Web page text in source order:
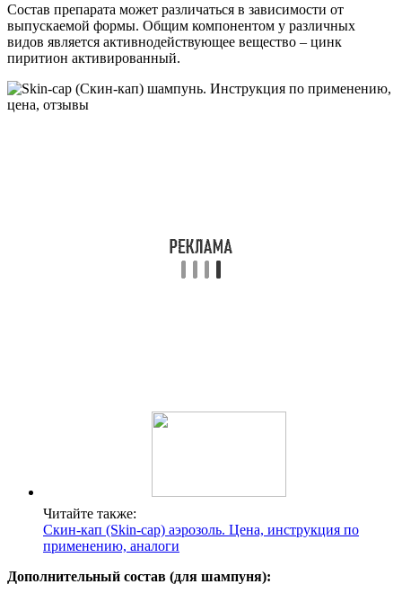
Состав препарата может различаться в зависимости от
выпускаемой формы. Общим компонентом у различных
видов является активнодействующее вещество – цинк
пиритион активированный.
Читайте также:
Скин-кап (Skin-cap) аэрозоль. Цена, инструкция по
применению, аналоги
Дополнительный состав (для шампуня):